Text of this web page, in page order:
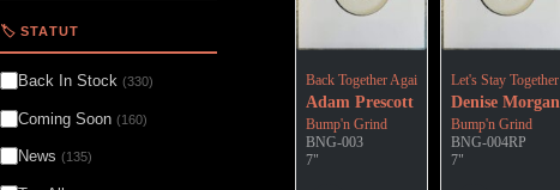
Back Together Again
Adam Prescott Feat Rachel Wallace
Bump'n Grind
BNG-003
7"
Let's Stay Together
Denise Morgan
Bump'n Grind
BNG-004RP
7"
🏷️ STATUT
Back In Stock (330)
Coming Soon (160)
News (135)